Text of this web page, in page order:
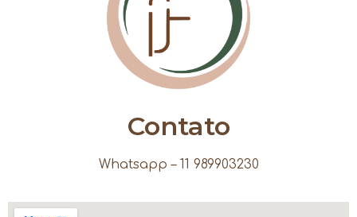
Contato
Whatsapp – 11 989903230